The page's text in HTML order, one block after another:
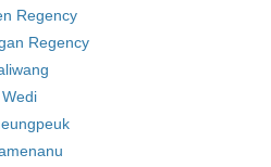
Regency
Regency
Wedi